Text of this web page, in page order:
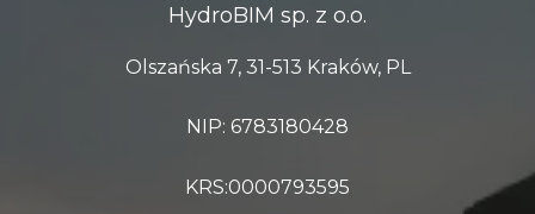
HydroBIM sp. z o.o.
Olszańska 7, 31-513 Kraków, PL
NIP: 6783180428
KRS:0000793595